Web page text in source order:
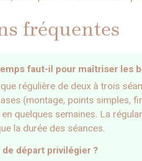
fréquentes
faut-il pour maîtriser les
régulière de deux à trois
(montage, points simples,
quelques semaines. La
la durée des séances.
départ privilégier ?